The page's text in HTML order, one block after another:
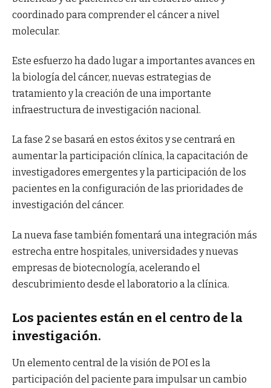
coordinado para comprender el cáncer a nivel
molecular.
Este esfuerzo ha dado lugar a importantes avances en
la biología del cáncer, nuevas estrategias de
tratamiento y la creación de una importante
infraestructura de investigación nacional.
La fase 2 se basará en estos éxitos y se centrará en
aumentar la participación clínica, la capacitación de
investigadores emergentes y la participación de los
pacientes en la configuración de las prioridades de
investigación del cáncer.
La nueva fase también fomentará una integración más
estrecha entre hospitales, universidades y nuevas
empresas de biotecnología, acelerando el
descubrimiento desde el laboratorio a la clínica.
Los pacientes están en el centro de la
investigación.
Un elemento central de la visión de POI es la
participación del paciente para impulsar un cambio